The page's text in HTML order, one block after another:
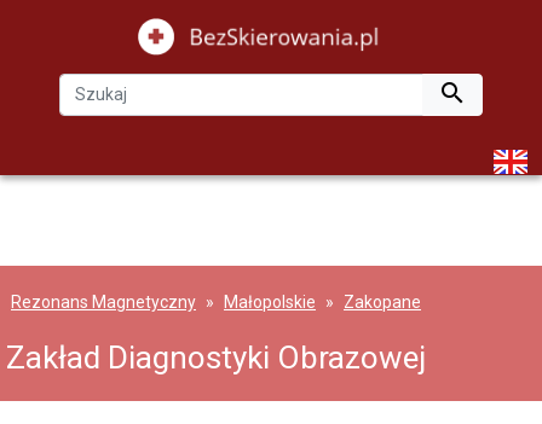

Rezonans Magnetyczny Małopolskie Zakopane
Zakład Diagnostyki Obrazowej